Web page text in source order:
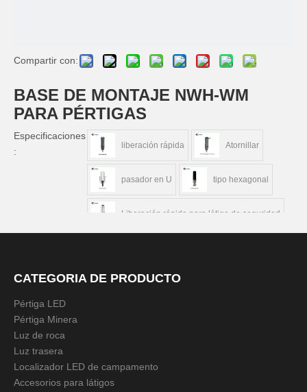
Compartir con:
BASE DE MONTAJE NWH-WM
PARA PÉRTIGAS
Especificaciones
:
liberación rápida Atornillar
pasador en U tipo hexagonal
Liberación rápida para látigo de seguridad
Preguntar
CATEGORIA DE PRODUCTO
Pértiga LED
Pértiga Minera
Luz de roca
Luz trasera
Localizador LED de campamento
Accesorios para látigos